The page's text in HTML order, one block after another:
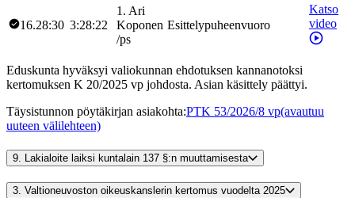
16.28:30 3:28:22
1 . Ari
Koponen
/ps
Esittelypuheenvuoro
Katso
video
Eduskunta hyväksyi valiokunnan ehdotuksen kannanotoksi
kertomuksen K 20/2025 vp johdosta. Asian käsittely päättyi.
Täysistunnon pöytäkirjan asiakohta:PTK 53/2026/8 vp(avautuu
uuteen välilehteen)
9. Lakialoite laiksi kuntalain 137 §:n muuttamisesta
3. Valtioneuvoston oikeuskanslerin kertomus vuodelta 2025